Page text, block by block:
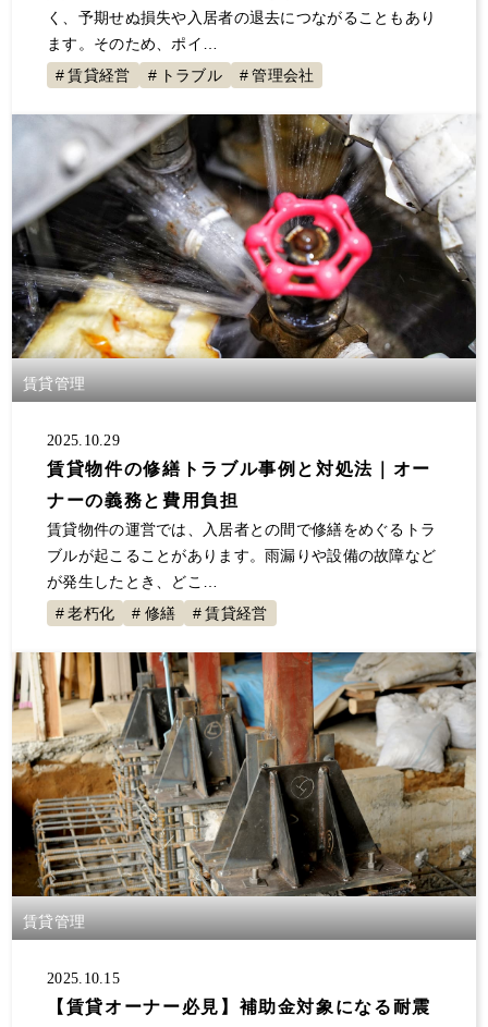
値上げ
事故物件 融資 初年度
展示会
交渉
不動産所得
地主と家主
入居者 不動産収入
税金
全国賃貸住宅新聞 トラブル
ゴミ屋敷
敷金
計算 更新料 損害賠償
償却
固定資産税
グループ相談会 管理会社
漏水
家賃滞納
く、予期せぬ損失や入居者の退去につながることもあり
ます。そのため、ポイ…
賃貸経営
トラブル 管理会社
賃貸管理
2025.10.29
賃貸物件の修繕トラブル事例と対処法｜オー
ナーの義務と費用負担
賃貸物件の運営では、入居者との間で修繕をめぐるトラ
ブルが起こることがあります。雨漏りや設備の故障など
が発生したとき、どこ…
老朽化
修繕 賃貸経営
賃貸管理
2025.10.15
【賃貸オーナー必見】補助金対象になる耐震